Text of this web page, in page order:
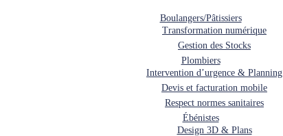
Boulangers/Pâtissiers
Transformation numérique
Gestion des Stocks
Plombiers
Intervention d’urgence & Planning
Devis et facturation mobile
Respect normes sanitaires
Ébénistes
Design 3D & Plans